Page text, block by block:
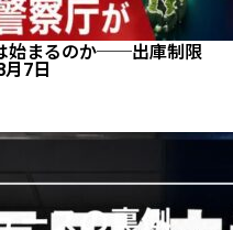
始まるのか──出庫制限
月7日